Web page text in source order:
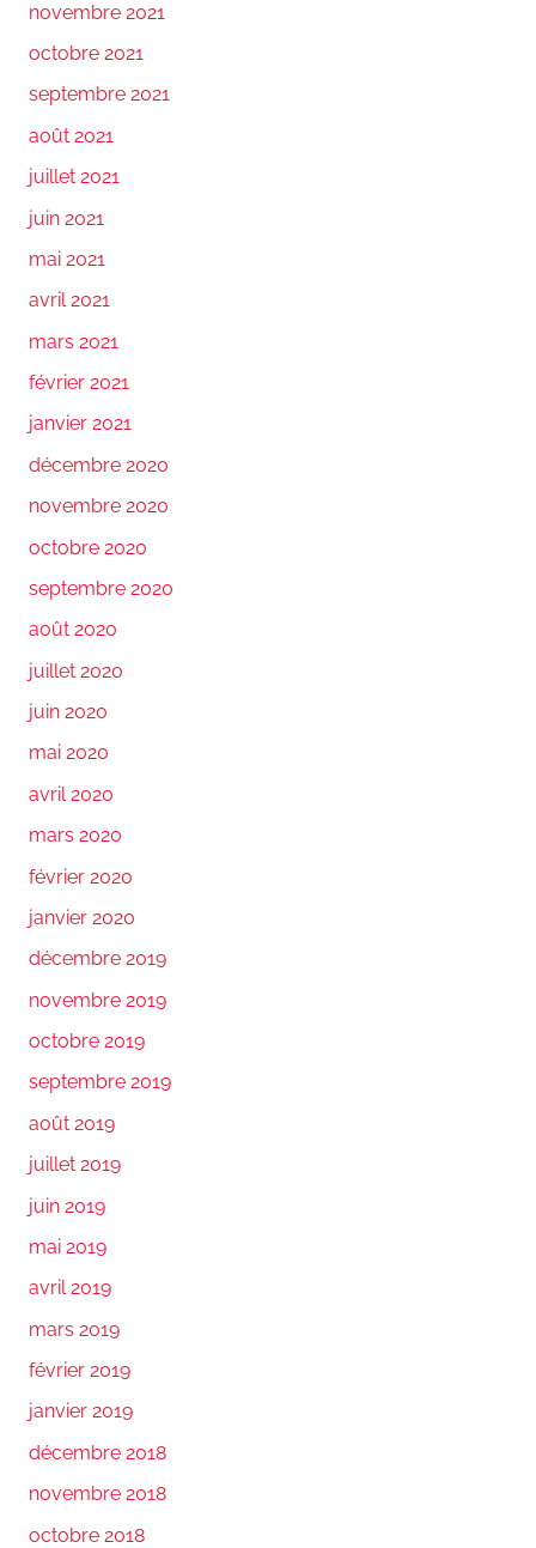
novembre 2021
octobre 2021
septembre 2021
août 2021
juillet 2021
juin 2021
mai 2021
avril 2021
mars 2021
février 2021
janvier 2021
décembre 2020
novembre 2020
octobre 2020
septembre 2020
août 2020
juillet 2020
juin 2020
mai 2020
avril 2020
mars 2020
février 2020
janvier 2020
décembre 2019
novembre 2019
octobre 2019
septembre 2019
août 2019
juillet 2019
juin 2019
mai 2019
avril 2019
mars 2019
février 2019
janvier 2019
décembre 2018
novembre 2018
octobre 2018